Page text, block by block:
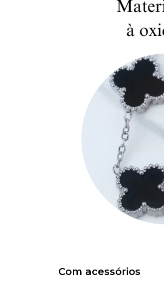
Com acessórios